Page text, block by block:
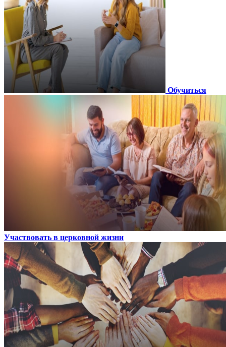
Обучиться
Участвовать в церковной жизни